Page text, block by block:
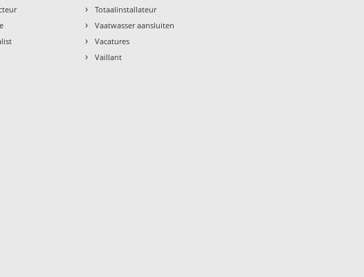
› Totaalinstallateur
› Vaatwasser aansluiten
› Vacatures
› Vaillant